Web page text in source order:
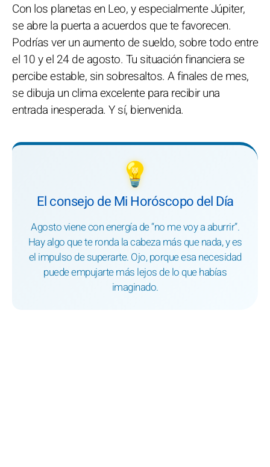
Con los planetas en Leo, y especialmente Júpiter,
se abre la puerta a acuerdos que te favorecen.
Podrías ver un aumento de sueldo, sobre todo entre
el 10 y el 24 de agosto. Tu situación financiera se
percibe estable, sin sobresaltos. A finales de mes,
se dibuja un clima excelente para recibir una
entrada inesperada. Y sí, bienvenida.
💡
El consejo de Mi Horóscopo del Día
Agosto viene con energía de “no me voy a aburrir”.
Hay algo que te ronda la cabeza más que nada, y es
el impulso de superarte. Ojo, porque esa necesidad
puede empujarte más lejos de lo que habías
imaginado.